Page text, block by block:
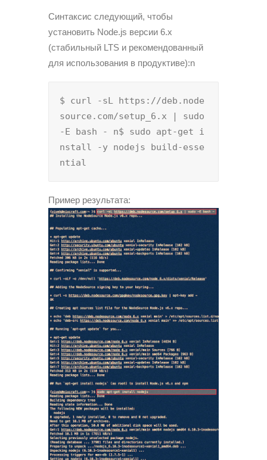
Синтаксис следующий, чтобы
установить Node.js версии 6.x
(стабильный LTS и рекомендованный
для использования в продуктиве):n
$ curl -sL https://deb.node
source.com/setup_6.x | sudo
-E bash - n$ sudo apt-get i
nstall -y nodejs build-esse
ntial
Пример результата: